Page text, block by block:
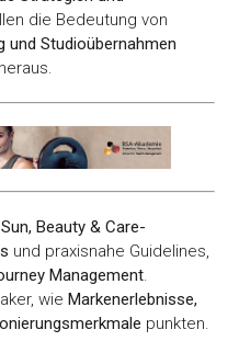
die Bedeutung von
und Studioübernahmen
Sun, Beauty & Care-
und praxisnahe Guidelines,
Management.
wieMarkenerlebnisse,
punkten.